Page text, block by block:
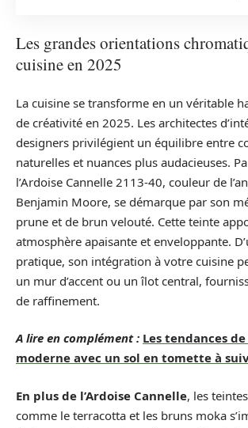
Les grandes orientations
cuisine en 2025
La cuisine se transforme en un véritable
de créativité en 2025. Les architectes
designers privilégient un équilibre entre
naturelles et nuances plus audacieuses.
l’Ardoise Cannelle 2113-40, couleur de
Benjamin Moore, se démarque par son
prune et de brun velouté. Cette teinte
atmosphère apaisante et enveloppante.
pratique, son intégration à votre cuisine
un mur d’accent ou un îlot central,
de raffinement.
A lire en complément : Les tendances
moderne avec un sol en tomette à
En plus de l’Ardoise Cannelle, les
comme le terracotta et les bruns moka